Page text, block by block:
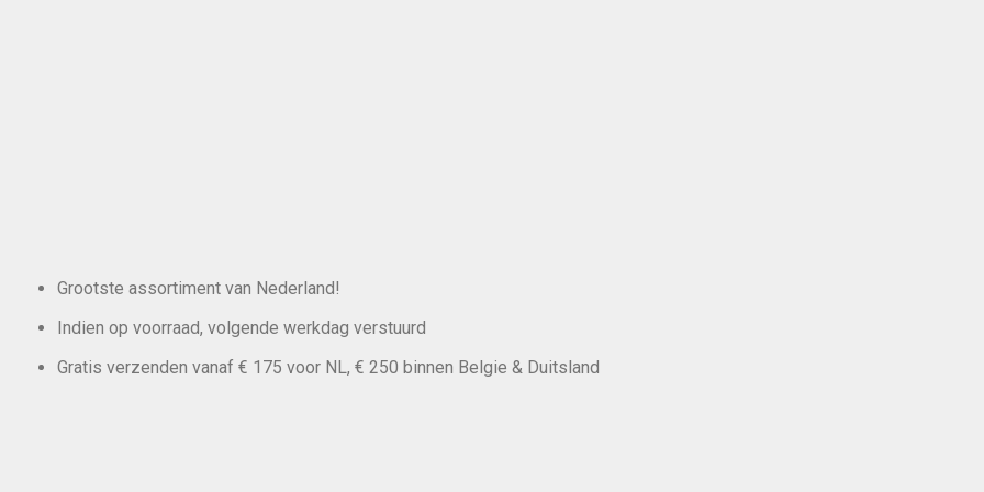
Grootste assortiment van Nederland!
Indien op voorraad, volgende werkdag verstuurd
Gratis verzenden vanaf € 175 voor NL, € 250 binnen Belgie & Duitsland